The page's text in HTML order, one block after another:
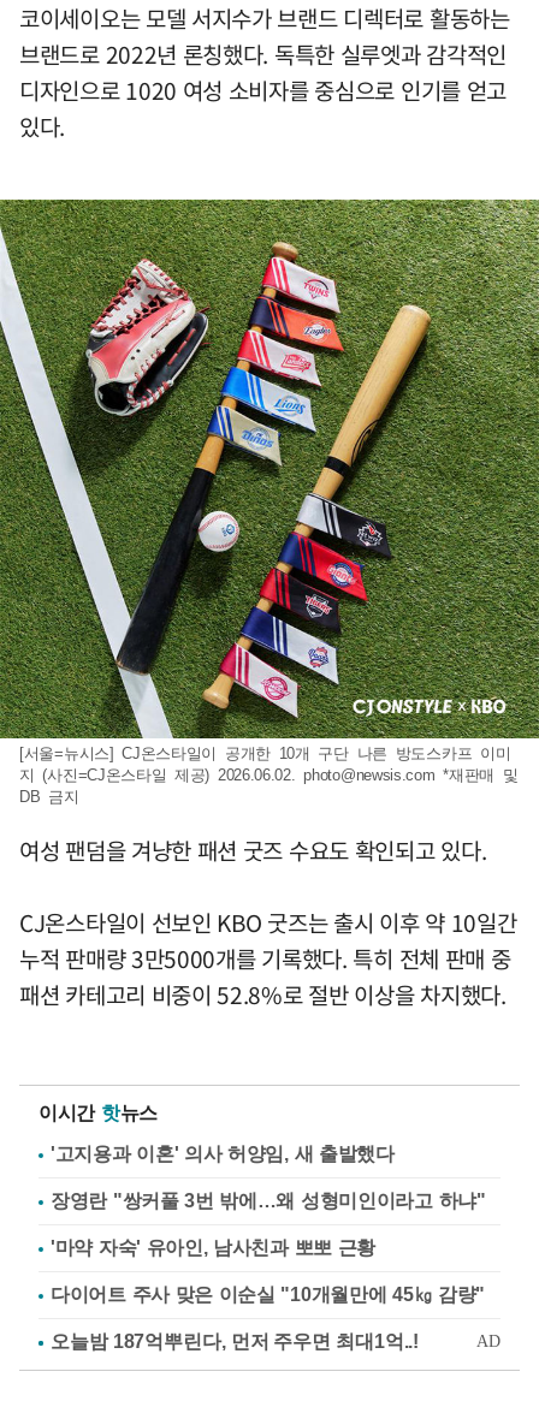
코이세이오는 모델 서지수가 브랜드 디렉터로 활동하는
브랜드로 2022년 론칭했다. 독특한 실루엣과 감각적인
디자인으로 1020 여성 소비자를 중심으로 인기를 얻고
있다.
[서울=뉴시스] CJ온스타일이 공개한 10개 구단 나른 방도스카프 이미
지 (사진=CJ온스타일 제공) 2026.06.02.photo@newsis.com *재판매 및
DB 금지
여성 팬덤을 겨냥한 패션 굿즈 수요도 확인되고 있다.
CJ온스타일이 선보인 KBO 굿즈는 출시 이후 약 10일간
누적 판매량 3만5000개를 기록했다. 특히 전체 판매 중
패션 카테고리 비중이 52.8%로 절반 이상을 차지했다.
이시간 핫뉴스
'고지용과 이혼' 의사 허양임, 새 출발했다
장영란 "쌍커풀 3번 밖에…왜 성형미인이라고 하냐"
'마약 자숙' 유아인, 남사친과 뽀뽀 근황
다이어트 주사 맞은 이순실 "10개월만에 45㎏ 감량"